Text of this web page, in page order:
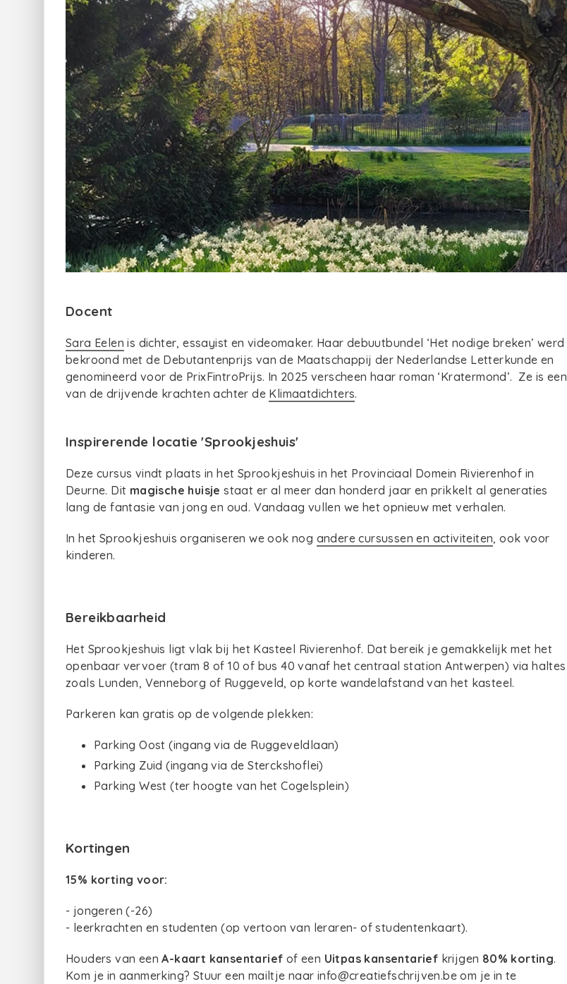
Docent
Sara Eelen is dichter, essayist en videomaker. Haar debuutbundel ‘Het nodige breken’ werd
bekroond met de Debutantenprijs van de Maatschappij der Nederlandse Letterkunde en
genomineerd voor de PrixFintroPrijs. In 2025 verscheen haar roman ‘Kratermond’. Ze is een
van de drijvende krachten achter de Klimaatdichters.
Inspirerende locatie 'Sprookjeshuis'
Deze cursus vindt plaats in het Sprookjeshuis in het Provinciaal Domein Rivierenhof in
Deurne. Dit magische huisje staat er al meer dan honderd jaar en prikkelt al generaties
lang de fantasie van jong en oud. Vandaag vullen we het opnieuw met verhalen.
In het Sprookjeshuis organiseren we ook nog andere cursussen en activiteiten, ook voor
kinderen.
Bereikbaarheid
Het Sprookjeshuis ligt vlak bij het Kasteel Rivierenhof. Dat bereik je gemakkelijk met het
openbaar vervoer (tram 8 of 10 of bus 40 vanaf het centraal station Antwerpen) via haltes
zoals Lunden, Venneborg of Ruggeveld, op korte wandelafstand van het kasteel.
Parkeren kan gratis op de volgende plekken:
Parking Oost (ingang via de Ruggeveldlaan)
Parking Zuid (ingang via de Sterckshoflei)
Parking West (ter hoogte van het Cogelsplein)
Kortingen
15% korting voor:
- jongeren (-26)
- leerkrachten en studenten (op vertoon van leraren- of studentenkaart).
Houders van eenA-kaart kansentarief of een Uitpas kansentarief krijgen 80% korting.
Kom je in aanmerking? Stuur een mailtje naar info@creatiefschrijven.be om je in te